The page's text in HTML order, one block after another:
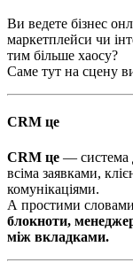
Ви ведете бізнес
маркетплейси чи
тим більше хаосу?
Саме тут на сцену
CRM це
CRM це — система
всіма заявками,
комунікаціями.
А простими
блокноти,
між вкладками.